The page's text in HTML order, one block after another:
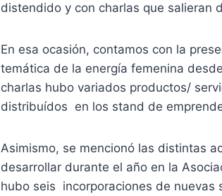
distendido y con charlas que salieran
En esa ocasión, contamos con la
temática de la energía femenina
charlas hubo variados productos/
distribuídos en los stand de
Asimismo, se mencionó las distintas
desarrollar durante el año en la
hubo seis incorporaciones de